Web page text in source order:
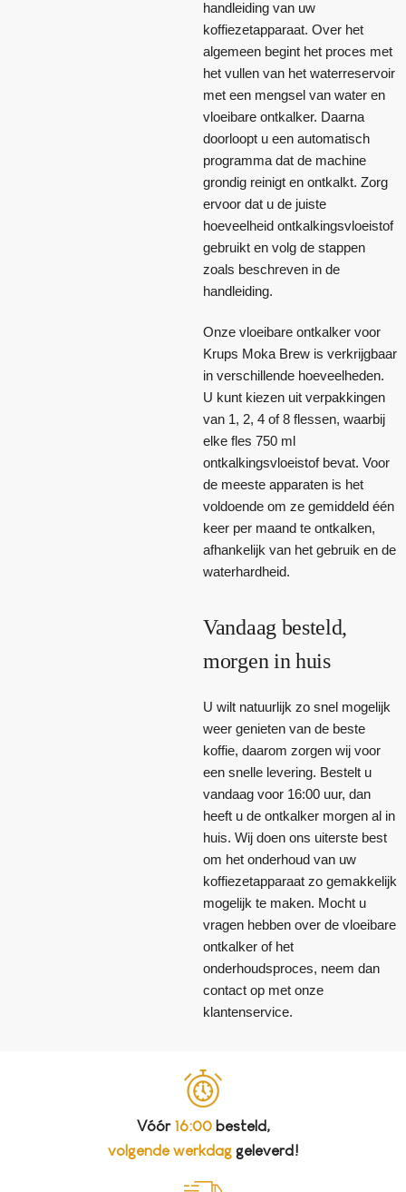
handleiding van uw
koffiezetapparaat. Over het
algemeen begint het proces met
het vullen van het waterreservoir
met een mengsel van water en
vloeibare ontkalker. Daarna
doorloopt u een automatisch
programma dat de machine
grondig reinigt en ontkalkt. Zorg
ervoor dat u de juiste
hoeveelheid ontkalkingsvloeistof
gebruikt en volg de stappen
zoals beschreven in de
handleiding.
Onze vloeibare ontkalker voor
Krups Moka Brew is verkrijgbaar
in verschillende hoeveelheden.
U kunt kiezen uit verpakkingen
van 1, 2, 4 of 8 flessen, waarbij
elke fles 750 ml
ontkalkingsvloeistof bevat. Voor
de meeste apparaten is het
voldoende om ze gemiddeld één
keer per maand te ontkalken,
afhankelijk van het gebruik en de
waterhardheid.
Vandaag besteld,
morgen in huis
U wilt natuurlijk zo snel mogelijk
weer genieten van de beste
koffie, daarom zorgen wij voor
een snelle levering. Bestelt u
vandaag voor 16:00 uur, dan
heeft u de ontkalker morgen al in
huis. Wij doen ons uiterste best
om het onderhoud van uw
koffiezetapparaat zo gemakkelijk
mogelijk te maken. Mocht u
vragen hebben over de vloeibare
ontkalker of het
onderhoudsproces, neem dan
contact op met onze
klantenservice.
Vóór 16:00besteld,
volgende werkdag geleverd!